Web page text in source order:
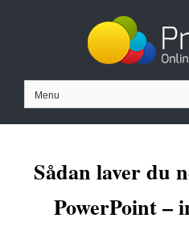
Menu
Sådan laver du
PowerPoint –